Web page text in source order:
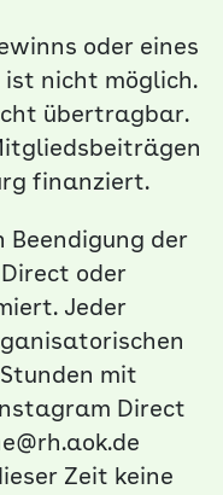
oder eines
nicht möglich.
übertragbar.
finanziert.
Beendigung der
oder
Jeder
mit
Direct
Zeit keine